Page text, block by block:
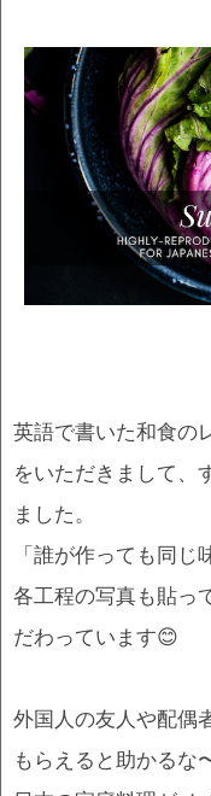
英語で書いた和食の
をいただきまして、
ました。
「誰が作っても同じ
各工程の写真も貼っ
だわっています😊
外国人の友人や配偶
もらえると助かるな